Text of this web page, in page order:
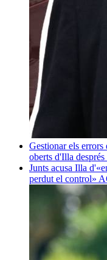
Gestionar els
oberts d'Illa
Junts acusa Illa
perdut el control»